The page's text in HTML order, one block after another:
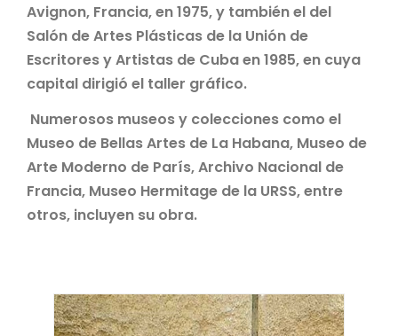
Avignon, Francia, en 1975, y también el del
Salón de Artes Plásticas de la Unión de
Escritores y Artistas de Cuba en 1985, en cuya
capital dirigió el taller gráfico.
Numerosos museos y colecciones como el
Museo de Bellas Artes de La Habana, Museo de
Arte Moderno de París, Archivo Nacional de
Francia, Museo Hermitage de la URSS, entre
otros, incluyen su obra.